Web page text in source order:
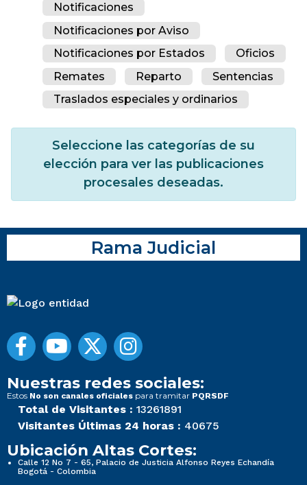
Notificaciones
Notificaciones por Aviso
Notificaciones por Estados
Oficios
Remates
Reparto
Sentencias
Traslados especiales y ordinarios
Seleccione las categorías de su
elección para ver las publicaciones
procesales deseadas.
Rama Judicial
Nuestras redes sociales:
Estos No son canales oficiales para tramitar PQRSDF
Total de Visitantes : 13261891
Visitantes Últimas 24 horas : 40675
Ubicación Altas Cortes:
Calle 12 No 7 - 65, Palacio de Justicia Alfonso Reyes Echandía
Bogotá - Colombia